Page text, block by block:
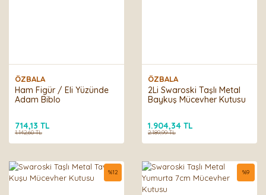
ÖZBALA
Ham Figür / Eli Yüzünde
Adam Biblo
714,13 TL
1.142,60 TL
ÖZBALA
2Li Swaroski Taşlı Metal
Baykuş Mücevher Kutusu
1.904,34 TL
2.189,99 TL
%12 %9